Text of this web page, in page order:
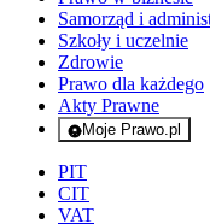
Samorząd i
Szkoły i uczelnie
Zdrowie
Prawo dla każdego
Akty Prawne
Moje Prawo.pl
- rejestracja
PIT
CIT
VAT